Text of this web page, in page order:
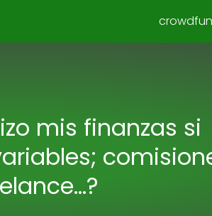
mis finanzas si